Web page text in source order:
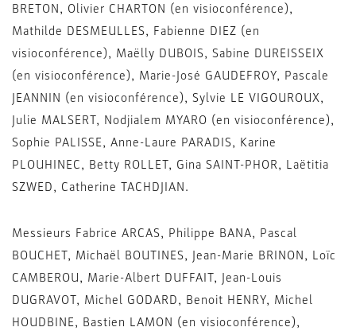
BRETON, Olivier CHARTON (en visioconférence),
Mathilde DESMEULLES, Fabienne DIEZ (en
visioconférence), Maëlly DUBOIS, Sabine DUREISSEIX
(en visioconférence), Marie-José GAUDEFROY, Pascale
JEANNIN (en visioconférence), Sylvie LE VIGOUROUX,
Julie MALSERT, Nodjialem MYARO (en visioconférence),
Sophie PALISSE, Anne-Laure PARADIS, Karine
PLOUHINEC, Betty ROLLET, Gina SAINT-PHOR, Laëtitia
SZWED, Catherine TACHDJIAN.
Messieurs Fabrice ARCAS, Philippe BANA, Pascal
BOUCHET, Michaël BOUTINES, Jean-Marie BRINON, Loïc
CAMBEROU, Marie-Albert DUFFAIT, Jean-Louis
DUGRAVOT, Michel GODARD, Benoit HENRY, Michel
HOUDBINE, Bastien LAMON (en visioconférence),